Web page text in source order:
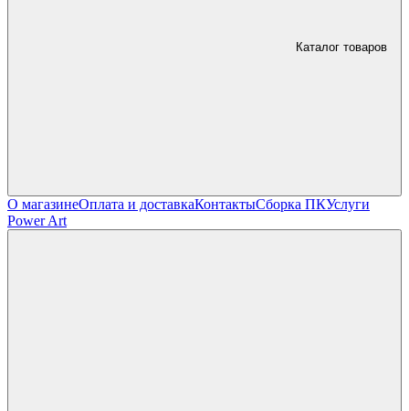
Каталог товаров
О магазинеОплата и доставкаКонтактыСборка ПКУслуги
Power Art